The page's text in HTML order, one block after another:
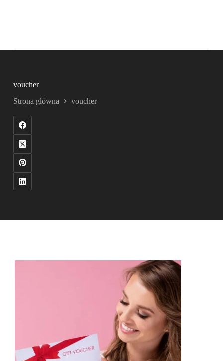
voucher
Strona główna voucher